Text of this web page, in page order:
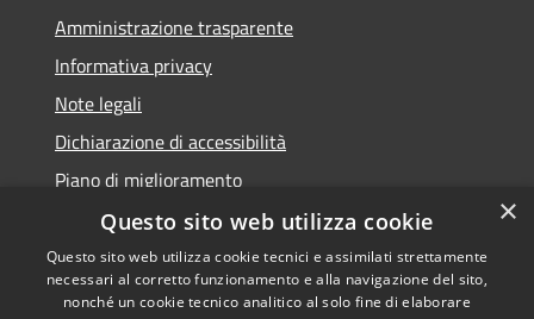
Amministrazione trasparente
Informativa privacy
Note legali
Dichiarazione di accessibilità
Piano di miglioramento
Copyright © 2026 • Comune di
×
Questo sito web utilizza cookie
Questo sito web utilizza cookie tecnici e assimilati strettamente
necessari al corretto funzionamento e alla navigazione del sito,
nonché un cookie tecnico analitico al solo fine di elaborare